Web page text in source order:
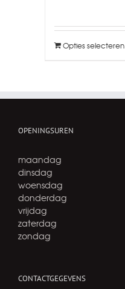
Opties selecteren
OPENINGSUREN
maandag
dinsdag
woensdag
donderdag
vrijdag
zaterdag
zondag
CONTACTGEGEVENS